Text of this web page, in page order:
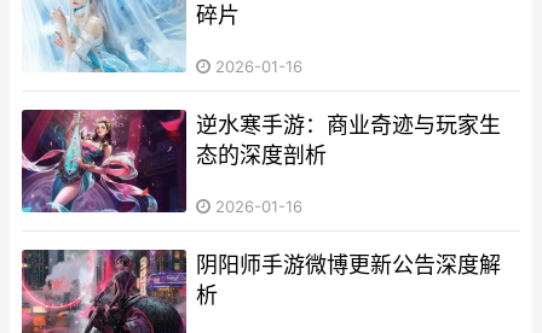
碎片
2026-01-16
逆水寒手游：商业奇迹与玩家生
态的深度剖析
2026-01-16
阴阳师手游微博更新公告深度解
析